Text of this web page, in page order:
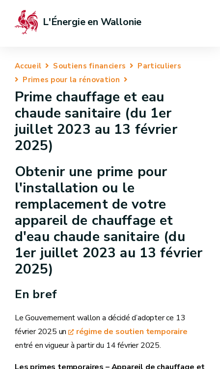
L'Énergie en Wallonie
Accueil Soutiens financiers
Particuliers
Primes pour la rénovation
Prime chauffage et eau
chaude sanitaire (du 1er
juillet 2023 au 13 février
2025)
Obtenir une prime pour
l'installation ou le
remplacement de votre
appareil de chauffage et
d'eau chaude sanitaire (du
1er juillet 2023 au 13 février
2025)
En bref
Le Gouvernement wallon a décidé d’adopter ce 13
février 2025 un
régime de soutien temporaire
entré en vigueur à partir du 14 février 2025.